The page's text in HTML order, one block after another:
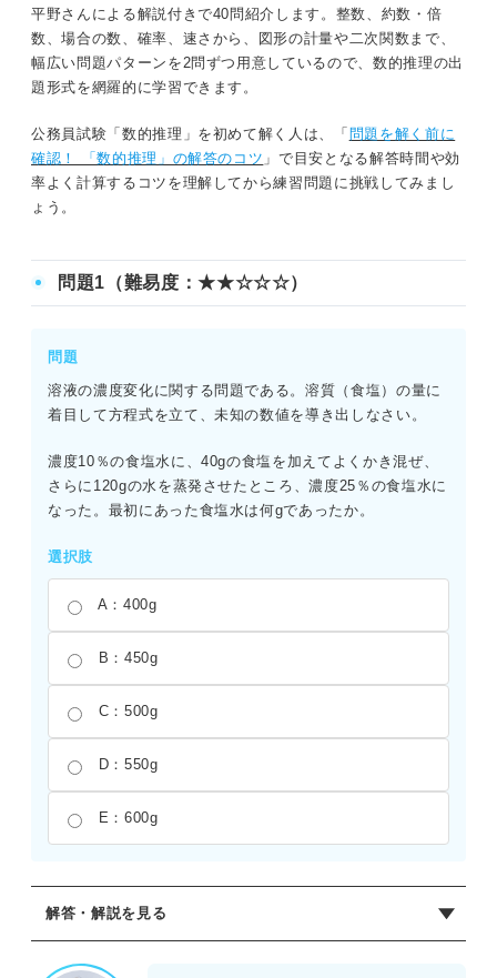
平野さんによる解説付きで40問紹介します。整数、約数・倍
数、場合の数、確率、速さから、図形の計量や二次関数まで、
幅広い問題パターンを2問ずつ用意しているので、数的推理の出
題形式を網羅的に学習できます。
公務員試験「数的推理」を初めて解く人は、「 問題を解く前に
確認！ 「数的推理」の解答のコツ 」で目安となる解答時間や効
率よく計算するコツを理解してから練習問題に挑戦してみまし
ょう。
問題1（難易度：★★☆☆☆）
問題
溶液の濃度変化に関する問題である。溶質（食塩）の量に
着目して方程式を立て、未知の数値を導き出しなさい。
濃度10％の食塩水に、40gの食塩を加えてよくかき混ぜ、
さらに120gの水を蒸発させたところ、濃度25％の食塩水に
なった。最初にあった食塩水は何gであったか。
選択肢
A：400g
B：450g
C：500g
D：550g
E：600g
解答・解説を見る
正解：A